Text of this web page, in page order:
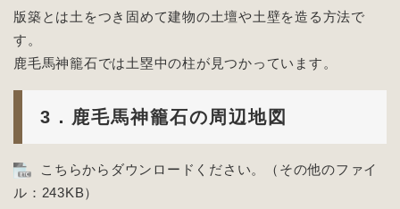
版築とは土をつき固めて建物の土壇や土壁を造る方法で
す。
鹿毛馬神籠石では土塁中の柱が見つかっています。
3．鹿毛馬神籠石の周辺地図
こちらからダウンロードください。（その他のファイ
ル：243KB）